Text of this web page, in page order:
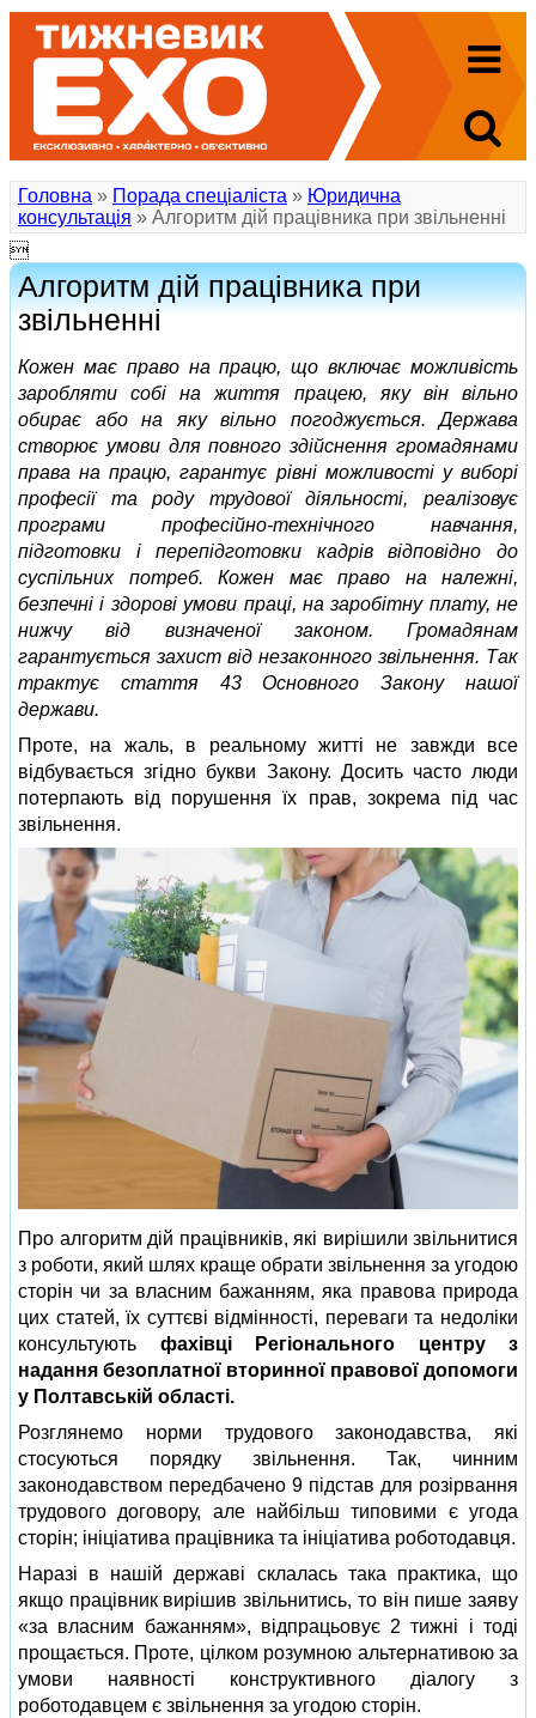
Головна » Порада спеціаліста » Юридична
консультація » Алгоритм дій працівника при звільненні

Алгоритм дій працівника при
звільненні
Кожен має право на працю, що включає можливість
заробляти собі на життя працею, яку він вільно
обирає або на яку вільно погоджується. Держава
створює умови для повного здійснення громадянами
права на працю, гарантує рівні можливості у виборі
професії та роду трудової діяльності, реалізовує
програми професійно-технічного навчання,
підготовки і перепідготовки кадрів відповідно до
суспільних потреб. Кожен має право на належні,
безпечні і здорові умови праці, на заробітну плату, не
нижчу від визначеної законом. Громадянам
гарантується захист від незаконного звільнення. Так
трактує стаття 43 Основного Закону нашої
держави.
Проте, на жаль, в реальному житті не завжди все
відбувається згідно букви Закону. Досить часто люди
потерпають від порушення їх прав, зокрема під час
звільнення.
Про алгоритм дій працівників, які вирішили звільнитися
з роботи, який шлях краще обрати звільнення за угодою
сторін чи за власним бажанням, яка правова природа
цих статей, їх суттєві відмінності, переваги та недоліки
консультують фахівці Регіонального центру з
надання безоплатної вторинної правової допомоги
у Полтавській області.
Розглянемо норми трудового законодавства, які
стосуються порядку звільнення. Так, чинним
законодавством передбачено 9 підстав для розірвання
трудового договору, але найбільш типовими є угода
сторін; ініціатива працівника та ініціатива роботодавця.
Наразі в нашій державі склалась така практика, що
якщо працівник вирішив звільнитись, то він пише заяву
«за власним бажанням», відпрацьовує 2 тижні і тоді
прощається. Проте, цілком розумною альтернативою за
умови наявності конструктивного діалогу з
роботодавцем є звільнення за угодою сторін.